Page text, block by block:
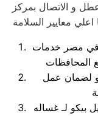
و الاتصال بمركز
في مصر خدمات
لضمان عمل
بيكو لـ غساله